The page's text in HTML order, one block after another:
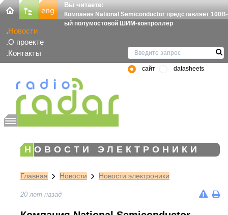
Вы читаете:
Компания National Semiconductor представляет 100В-
ый полумостовой ШИМ-контроллер
Новости
О проекте
Контакты
сайт datasheets
НОВОСТИ ЭЛЕКТРОНИКИ
Главная Новости Новости электроники
20 лет назад